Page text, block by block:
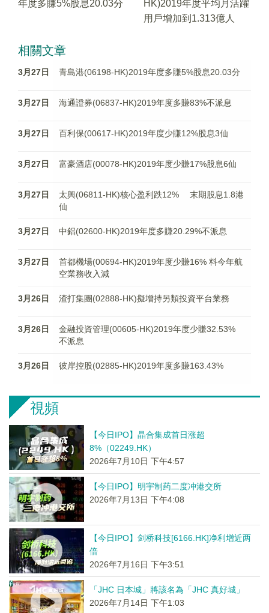
年度多賺5%股息20.03分
HK)2019年度平均月活躍
用戶增加到1.313億人
相關文章
3月27日 青島港(06198-HK)2019年度多賺5%股息20.03分
3月27日 海通證券(06837-HK)2019年度多賺83%不派息
3月27日 百利保(00617-HK)2019年度少賺12%股息3仙
3月27日 富豪酒店(00078-HK)2019年度少賺17%股息6仙
3月27日
太興(06811-HK)核心盈利跌12% 末期股息1.8港
仙
3月27日 中鋁(02600-HK)2019年度多賺20.29%不派息
3月27日
首都機場(00694-HK)2019年度少賺16% 料今年航
空業務收入減
3月26日 渣打集團(02888-HK)擬增持另類投資平台業務
3月26日
金融投資管理(00605-HK)2019年度少賺32.53%
不派息
3月26日 彼岸控股(02885-HK)2019年度多賺163.43%
視頻
【今日IPO】晶合集成首日涨超
8%（02249.HK）
2026年7月10日 下午4:57
【今日IPO】明宇制药二度冲港交所
2026年7月13日 下午4:08
【今日IPO】剑桥科技[6166.HK]净利增近两
倍
2026年7月16日 下午3:51
「JHC 日本城」將該名為「JHC 真好城」
2026年7月14日 下午1:03